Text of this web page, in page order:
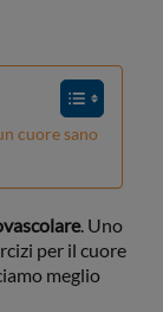
cuore sano
. Uno
per il cuore
meglio